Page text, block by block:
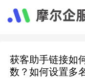
获客助手链接如
数？如何设置多